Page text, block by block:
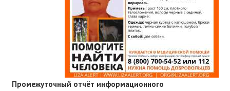
Промежуточный отчёт информационного